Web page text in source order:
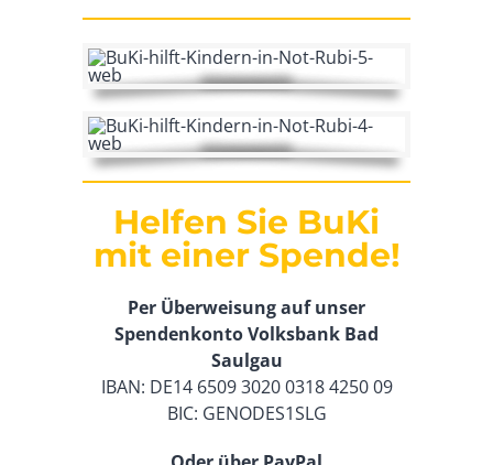
Helfen Sie BuKi
mit einer Spende!
Per Überweisung auf unser
Spendenkonto Volksbank Bad
Saulgau
IBAN: DE14 6509 3020 0318 4250 09
BIC: GENODES1SLG